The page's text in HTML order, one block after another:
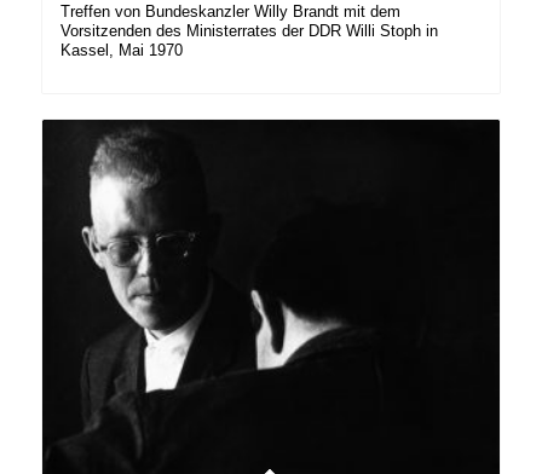
Treffen von Bundeskanzler Willy Brandt mit dem
Vorsitzenden des Ministerrates der DDR Willi Stoph in
Kassel, Mai 1970